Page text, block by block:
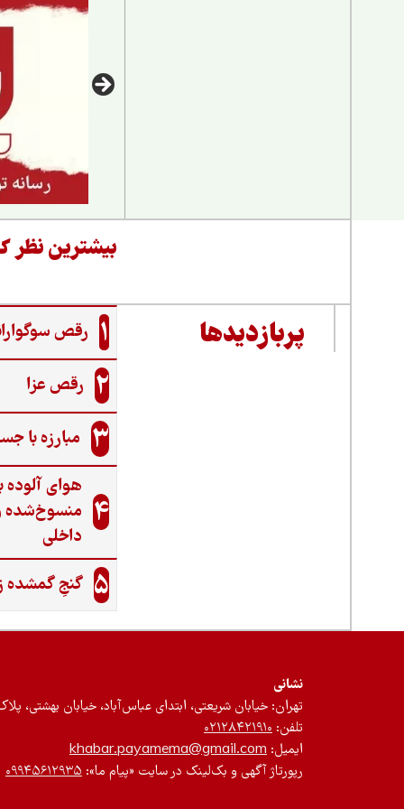
بیشترین نظر
پربازدیدها 1 رقص
2 رقص عزا
3 مبارزه با
4
هوای آلوده
منسوخ‌شده
داخلی
5 گنجِ گمشده
نشانی
تهران: خیابان شریعتی، ابتدای عباس‌آباد، خیابان بهشتی، پلاک ۱۲، طبقه سوم، واحد
تلفن: ۰۲۱۲۸۴۲۱۹۱۰
ایمیل: khabar.payamema@gmail.com
رپورتاژ آگهی و بک‌لینک در سایت «پیام ما»: ۰۹۹۴۵۶۱۲۹۳۵